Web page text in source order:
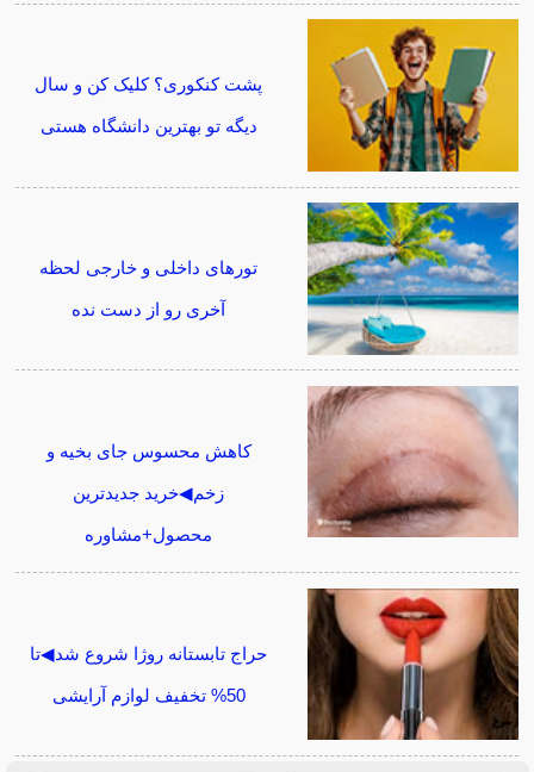
پشت کنکوری؟ کلیک کن و سال
دیگه تو بهترین دانشگاه هستی
تورهای داخلی و خارجی لحظه
آخری رو از دست نده
کاهش محسوس جای بخیه و
زخم◀خرید جدیدترین
محصول+مشاوره
حراج تابستانه روژا شروع شد◀تا
50% تخفیف لوازم آرایشی